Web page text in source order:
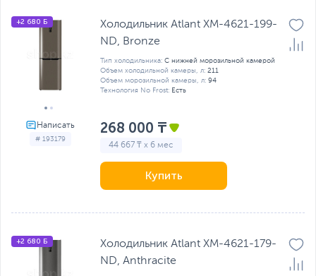
# 193179
+2 680 Б
Холодильник Atlant ХМ-4621-199-
ND, Bronze
Тип холодильника: С нижней морозильной камерой
Объем холодильной камеры, л: 211
Объем морозильной камеры, л: 94
Технология No Frost: Есть
268 000 ₸
44 667 ₸ x 6 мес
Купить
+2 680 Б
Холодильник Atlant ХМ-4621-179-
ND, Anthracite